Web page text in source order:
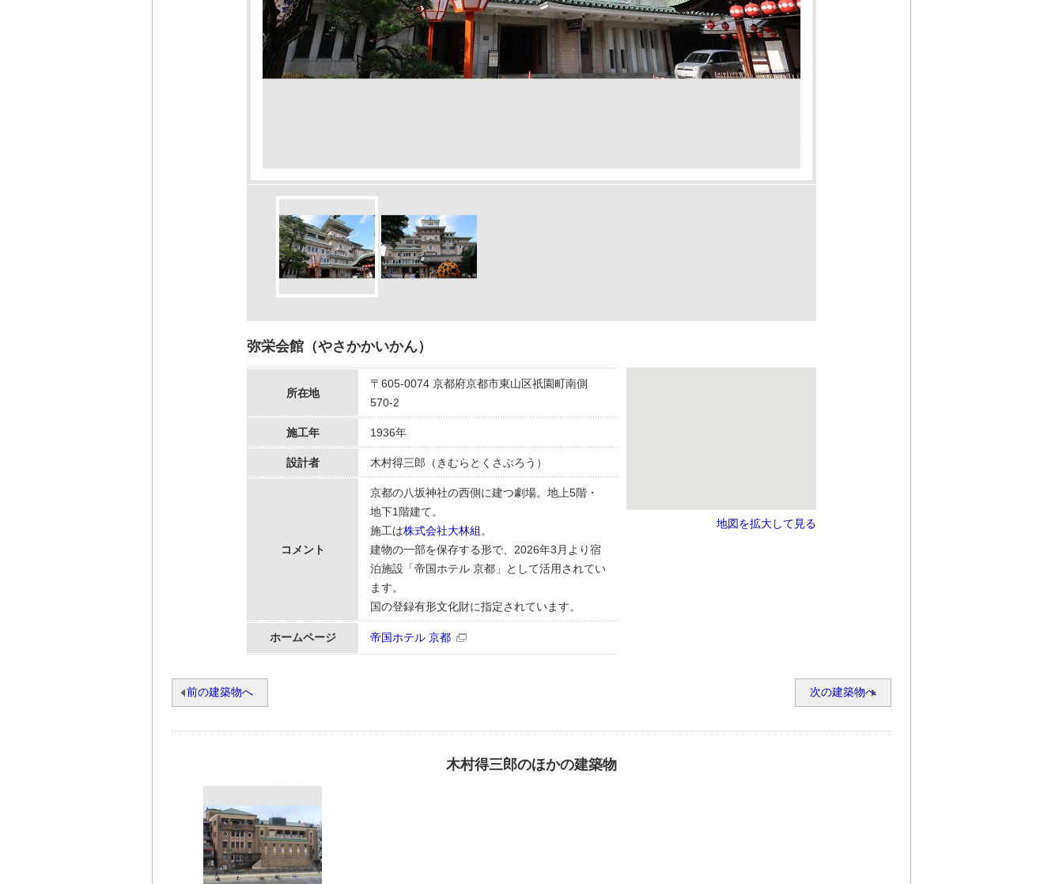
弥栄会館（やさかかいかん）
所在地
〒605-0074 京都府京都市東山区祇園町南側
570-2
施工年 1936年
設計者 木村得三郎（きむらとくさぶろう）
コメント
京都の八坂神社の西側に建つ劇場。地上5階・
地下1階建て。
施工は株式会社大林組 。
建物の一部を保存する形で、2026年3月より宿
泊施設「帝国ホテル 京都」として活用されてい
ます。
国の登録有形文化財に指定されています。
ホームページ 帝国ホテル 京都
地図を拡大して見る
前の建築物へ 次の建築物へ
木村得三郎のほかの建築物